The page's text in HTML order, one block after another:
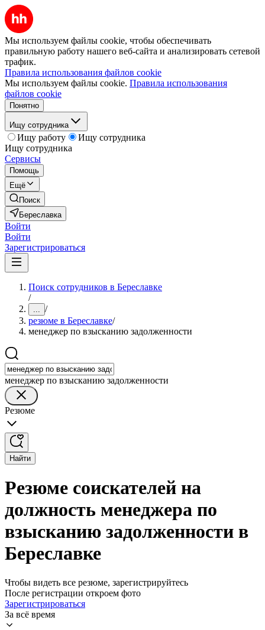
Мы используем файлы cookie, чтобы обеспечивать
правильную работу нашего веб-сайта и анализировать сетевой
трафик.
Правила использования файлов cookie
Мы используем файлы cookie. Правила использования
файлов cookie
Понятно
Ищу сотрудника
Ищу работу
Ищу сотрудника
Ищу сотрудника
Сервисы
Помощь
Ещё
Поиск
Береславка
Войти
Войти
Зарегистрироваться
Поиск сотрудников в Береславке
/
... /
резюме в Береславке/
менеджер по взысканию задолженности
менеджер по взысканию задолженности
Резюме
Найти
Резюме соискателей на
должность менеджера по
взысканию задолженности в
Береславке
Чтобы видеть все резюме, зарегистрируйтесь
После регистрации откроем фото
Зарегистрироваться
За всё время